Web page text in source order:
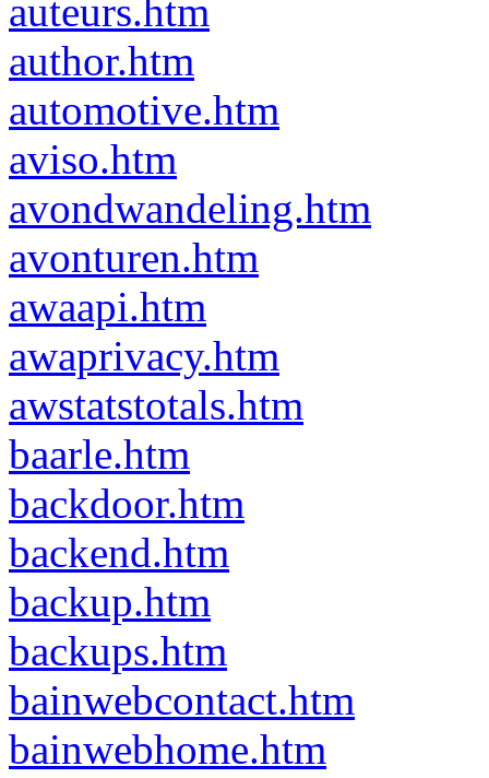
auteurs.htm
author.htm
automotive.htm
aviso.htm
avondwandeling.htm
avonturen.htm
awaapi.htm
awaprivacy.htm
awstatstotals.htm
baarle.htm
backdoor.htm
backend.htm
backup.htm
backups.htm
bainwebcontact.htm
bainwebhome.htm